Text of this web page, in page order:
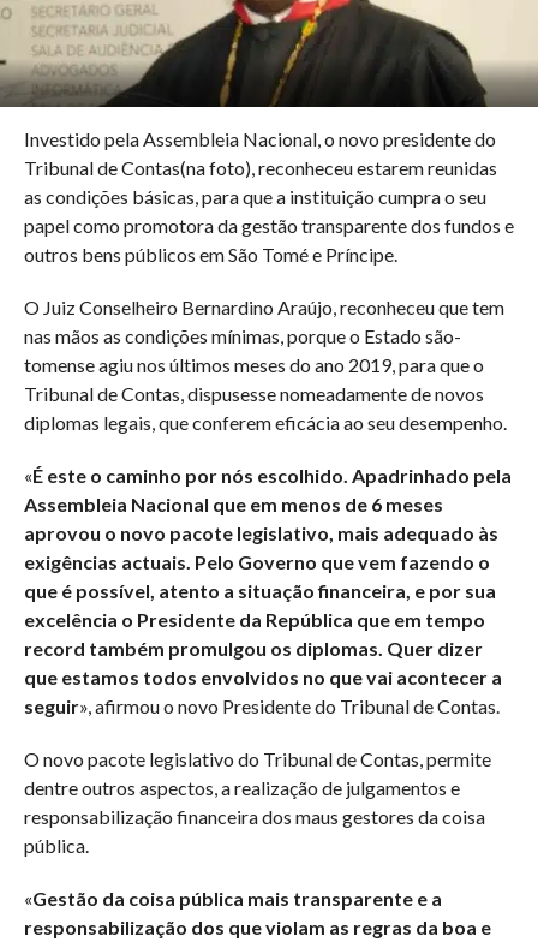
Investido pela Assembleia Nacional, o novo presidente do
Tribunal de Contas(na foto), reconheceu estarem reunidas
as condições básicas, para que a instituição cumpra o seu
papel como promotora da gestão transparente dos fundos e
outros bens públicos em São Tomé e Príncipe.
O Juiz Conselheiro Bernardino Araújo, reconheceu que tem
nas mãos as condições mínimas, porque o Estado são-
tomense agiu nos últimos meses do ano 2019, para que o
Tribunal de Contas, dispusesse nomeadamente de novos
diplomas legais, que conferem eficácia ao seu desempenho.
«É este o caminho por nós escolhido. Apadrinhado pela
Assembleia Nacional que em menos de 6 meses
aprovou o novo pacote legislativo, mais adequado às
exigências actuais. Pelo Governo que vem fazendo o
que é possível, atento a situação financeira, e por sua
excelência o Presidente da República que em tempo
record também promulgou os diplomas. Quer dizer
que estamos todos envolvidos no que vai acontecer a
seguir», afirmou o novo Presidente do Tribunal de Contas.
O novo pacote legislativo do Tribunal de Contas, permite
dentre outros aspectos, a realização de julgamentos e
responsabilização financeira dos maus gestores da coisa
pública.
«Gestão da coisa pública mais transparente e a
responsabilização dos que violam as regras da boa e